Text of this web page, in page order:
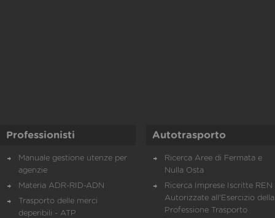
Professionisti
Manuale gestione utenze per
agenzie
Materia ADR-RID-ADN
Trasporto delle merci
deperibili - ATP
Autotrasporto
Ricerca Aree di Fermata e
Nulla Osta
Ricerca Imprese Iscritte REN
Autorizzate all'Esercizio della
Professione Trasporto